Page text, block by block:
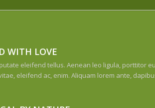
WITH LOVE
eleifend tellus. Aenean leo ligula, porttitor
eleifend ac, enim. Aliquam lorem ante,